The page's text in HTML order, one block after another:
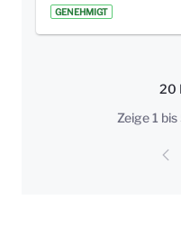
GENEHMIGT
20
Zeige 1